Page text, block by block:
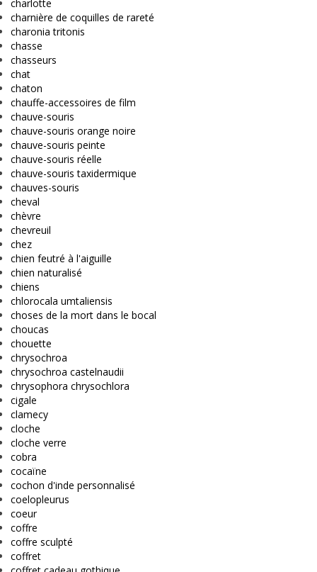
charlotte
charnière de coquilles de rareté
charonia tritonis
chasse
chasseurs
chat
chaton
chauffe-accessoires de film
chauve-souris
chauve-souris orange noire
chauve-souris peinte
chauve-souris réelle
chauve-souris taxidermique
chauves-souris
cheval
chèvre
chevreuil
chez
chien feutré à l'aiguille
chien naturalisé
chiens
chlorocala umtaliensis
choses de la mort dans le bocal
choucas
chouette
chrysochroa
chrysochroa castelnaudii
chrysophora chrysochlora
cigale
clamecy
cloche
cloche verre
cobra
cocaïne
cochon d'inde personnalisé
coelopleurus
coeur
coffre
coffre sculpté
coffret